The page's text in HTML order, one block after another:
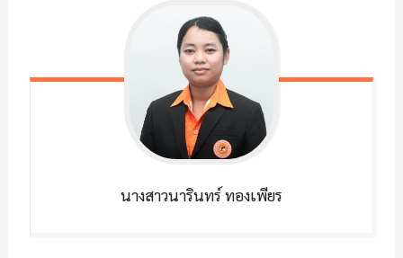
นางสาวนารินทร์ทองเพียร